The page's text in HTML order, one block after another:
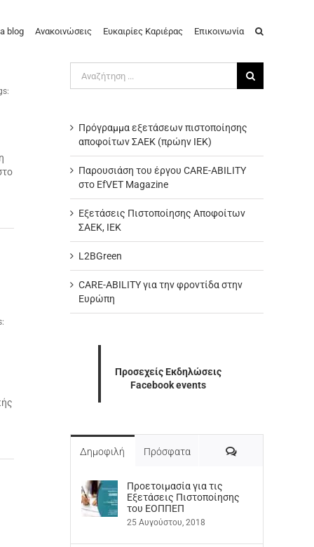
blog Ανακοινώσεις Ευκαιρίες Καριέρας Επικοινωνία
για:
Πρόγραμμα εξετάσεων πιστοποίησης
αποφοίτων ΣΑΕΚ (πρώην ΙΕΚ)
Παρουσιάση του έργου CARE-ABILITY
στο EfVET Magazine
Εξετάσεις Πιστοποίησης Αποφοίτων
ΣΑΕΚ, ΙΕΚ
L2BGreen
CARE-ABILITY για την φροντίδα στην
Ευρώπη
Προσεχείς Εκδηλώσεις
Facebook events
Δημοφιλή Πρόσφατα Σχόλια
Προετοιμασία για τις
Εξετάσεις Πιστοποίησης
του ΕΟΠΠΕΠ
25 Αυγούστου, 2018